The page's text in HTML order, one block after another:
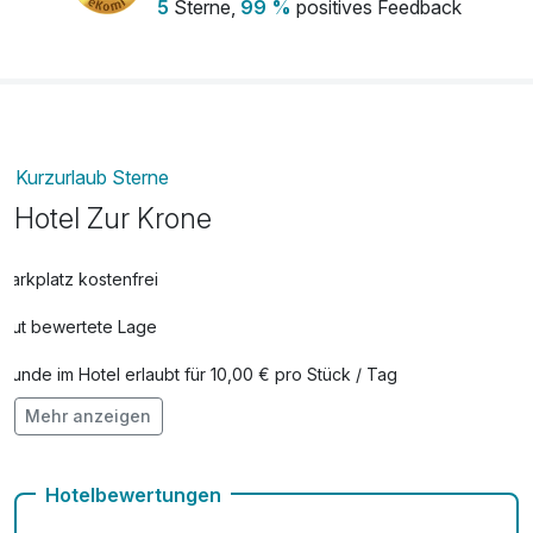
5 Sterne, 99 % positives Feedback
Kurzurlaub Sterne
Hotel Zur Krone
Parkplatz kostenfrei
Gut bewertete Lage
Hunde im Hotel erlaubt für 10,00 € pro Stück / Tag
Auch vegetarische Speisen
Mehr anzeigen
Hotelbewertungen